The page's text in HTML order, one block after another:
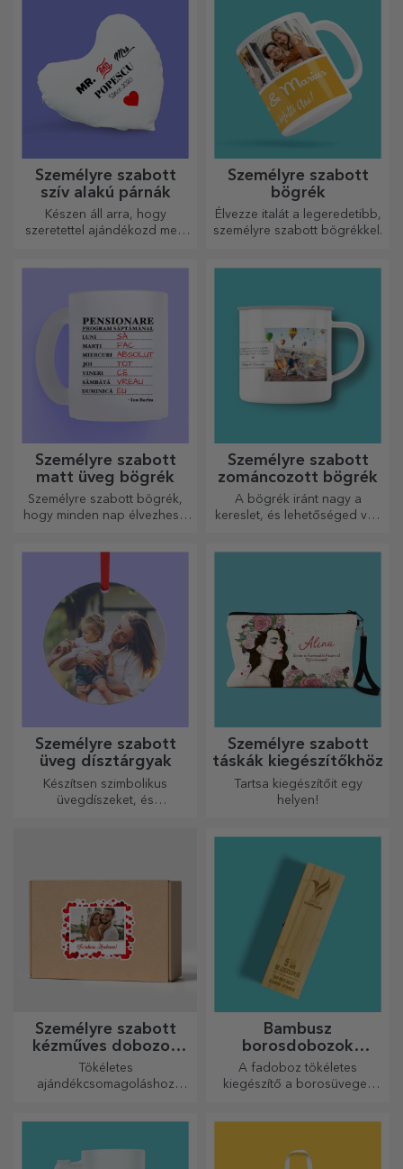
Személyre szabott
szív alakú párnák
Készen áll arra, hogy
szeretettel ajándékozd meg
Személyre szabott
bögrék
Élvezze italát a legeredetibb,
személyre szabott bögrékkel.
Személyre szabott
matt üveg bögrék
Személyre szabott bögrék,
hogy minden nap élvezhesd
Személyre szabott
zománcozott bögrék
A bögrék iránt nagy a
kereslet, és lehetőséged van
Személyre szabott
üveg dísztárgyak
Készítsen szimbolikus
üvegdíszeket, és
Személyre szabott
táskák kiegészítőkhöz
Tartsa kiegészítőit egy
helyen!
Személyre szabott
kézműves dobozok
matricákkal
Tökéletes
ajándékcsomagoláshoz
Bambusz
borosdobozok
kiegészítőkkel
A fadoboz tökéletes
kiegészítő a borosüvegek